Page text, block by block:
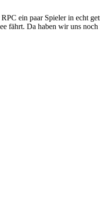
ein paar Spieler in echt
fährt. Da haben wir uns